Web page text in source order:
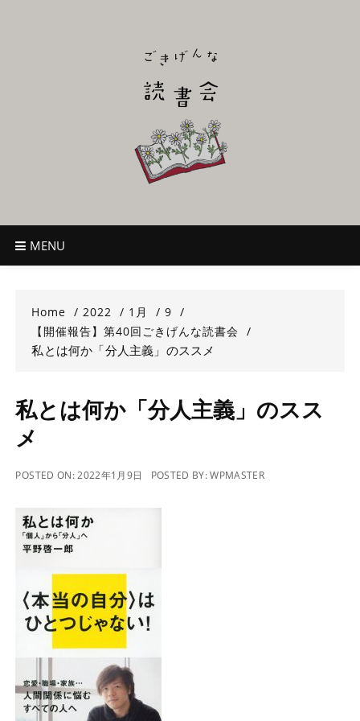
ごきげんな読
~児童書好き主催者によるオールジャンルOK！のんびり読書会~
MENU
Home 2022 1月
9
【開催報告】第40回ごきげんな読書会
私とは何か「分人主義」のススメ
私とは何か「分人主義」のスス
メ
POSTED ON:2022年1月9日 POSTED BY:WPMASTER